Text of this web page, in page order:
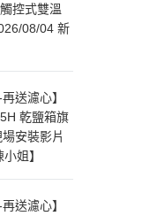
控式雙溫
08/04 新
送濾心】
乾鹽箱旗
安裝影片
姐】
送濾心】